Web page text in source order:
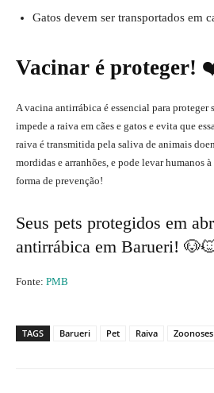
Gatos devem ser transportados em
Vacinar é proteger!
A vacina antirrábica é essencial para proteger
impede a raiva em cães e gatos e evita que
raiva é transmitida pela saliva de animais
mordidas e arranhões, e pode levar humanos
forma de prevenção!
Seus pets protegidos em
antirrábica em Barueri!
Fonte: PMB
TAGS Barueri Pet Raiva Zoonoses